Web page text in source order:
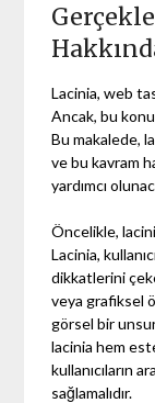
Lacinia, web
Ancak, bu
Bu makalede,
ve bu kavram
yardımcı
Öncelikle,
Lacinia,
dikkatlerini
veya grafiksel
görsel bir
lacinia hem
kullanıcıların
sağlamalıdır.